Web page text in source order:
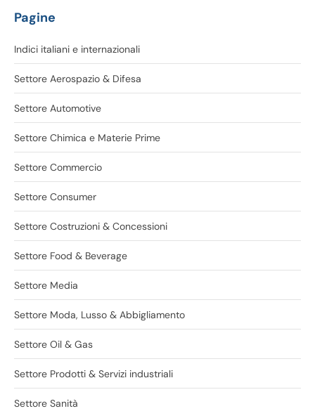
Pagine
Indici italiani e internazionali
Settore Aerospazio & Difesa
Settore Automotive
Settore Chimica e Materie Prime
Settore Commercio
Settore Consumer
Settore Costruzioni & Concessioni
Settore Food & Beverage
Settore Media
Settore Moda, Lusso & Abbigliamento
Settore Oil & Gas
Settore Prodotti & Servizi industriali
Settore Sanità